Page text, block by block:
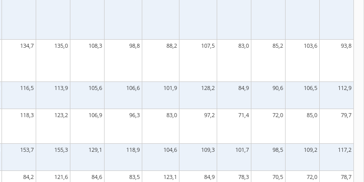
134,7 135,0 108,3 98,8 88,2 107,5 83,0 85,2 103,6 93,8
116,5 113,9 105,6 106,6 101,9 128,2 84,9 90,6 106,5 112,9
118,3 123,2 106,9 96,3 83,0 97,2 71,4 72,0 85,0 79,7
153,7 155,3 129,1 118,9 104,6 109,3 101,7 98,5 109,2 117,2
84,2 121,6 84,6 83,5 123,1 84,9 78,3 70,5 72,0 78,7